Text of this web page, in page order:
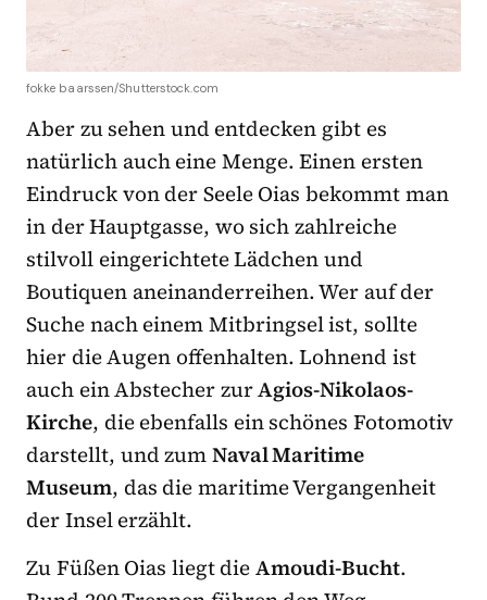
fokke baarssen/Shutterstock.com
Aber zu sehen und entdecken gibt es
natürlich auch eine Menge. Einen ersten
Eindruck von der Seele Oias bekommt man
in der Hauptgasse, wo sich zahlreiche
stilvoll eingerichtete Lädchen und
Boutiquen aneinanderreihen. Wer auf der
Suche nach einem Mitbringsel ist, sollte
hier die Augen offenhalten. Lohnend ist
auch ein Abstecher zurAgios-Nikolaos-
Kirche, die ebenfalls ein schönes Fotomotiv
darstellt, und zumNaval Maritime
Museum, das die maritime Vergangenheit
der Insel erzählt.
Zu Füßen Oias liegt dieAmoudi-Bucht.